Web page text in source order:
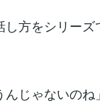
方をシリーズ
んじゃないのね